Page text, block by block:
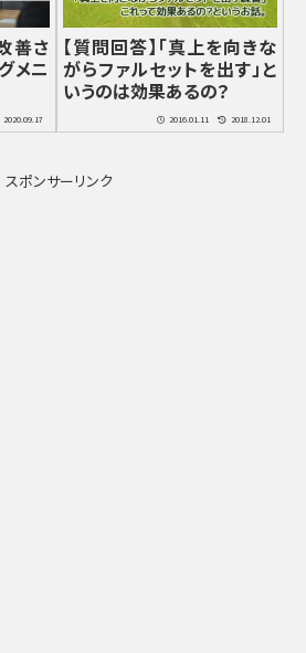
善さ
メニ
2020.09.17
【質問回答】「真上を向きな
がらファルセットを出す」と
いうのは効果あるの？
2016.01.11 2018.12.01
スポンサーリンク